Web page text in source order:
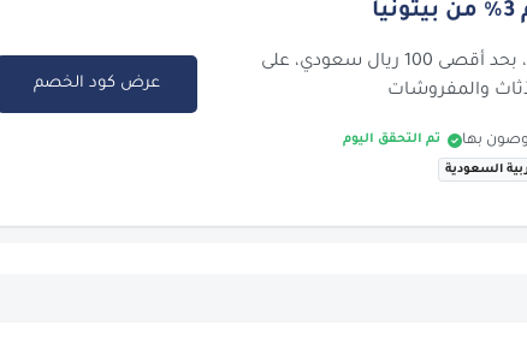
احصول على خصم 3%، بحد أقصى 100 ريال سعودي، على
والمفروشات
تم التحقق اليوم
السعودية
عرض كود الخصم